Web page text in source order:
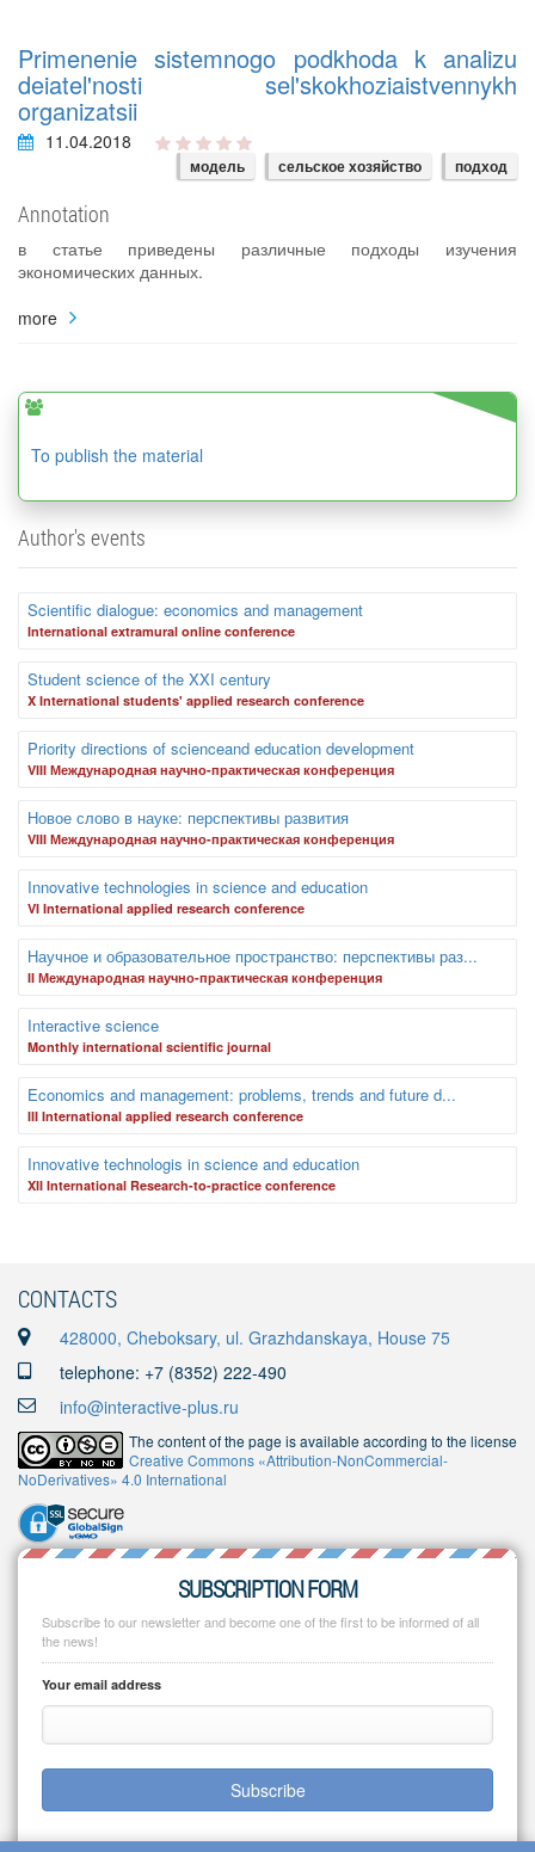
Primenenie sistemnogo podkhoda k analizu
deiatel'nosti sel'skokhoziaistvennykh
organizatsii
11.04.2018
модель сельское хозяйство подход
Annotation
в статье приведены различные подходы изучения
экономических данных.
more
To publish the material
Author's events
Scientific dialogue: economics and management
International extramural online conference
Student science of the XXI century
X International students' applied research conference
Priority directions of scienceand education development
VIII Международная научно-практическая конференция
Новое слово в науке: перспективы развития
VIII Международная научно-практическая конференция
Innovative technologies in science and education
VI International applied research conference
Научное и образовательное пространство: перспективы раз...
II Международная научно-практическая конференция
Interactive science
Monthly international scientific journal
Economics and management: problems, trends and future d...
III International applied research conference
Innovative technologis in science and education
XII International Research-to-practice conference
CONTACTS
428000, Cheboksary, ul. Grazhdanskaya, House 75
telephone: +7 (8352) 222-490
info@interactive-plus.ru
The content of the page is available according to the license
Creative Commons «Attribution-NonCommercial-
NoDerivatives» 4.0 International
SUBSCRIPTION FORM
Subscribe to our newsletter and become one of the first to be informed of all
the news!
Your email address
Subscribe